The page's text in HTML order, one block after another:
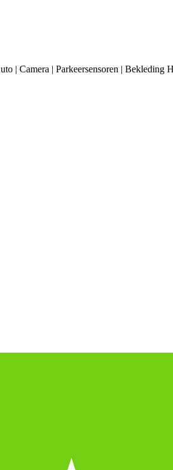
Camera | Parkeersensoren | Bekleding